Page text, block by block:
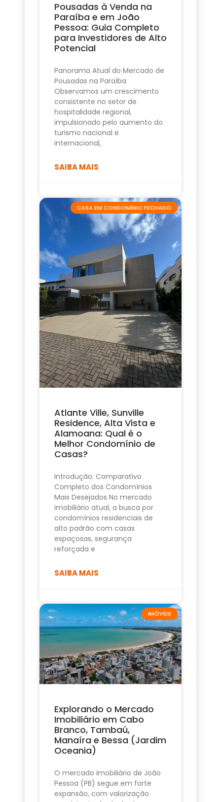
Pousadas à Venda na
Paraíba e em João
Pessoa: Guia Completo
para Investidores de Alto
Potencial
Panorama Atual do Mercado de
Pousadas na Paraíba
Observamos um crescimento
consistente no setor de
hospitalidade regional,
impulsionado pelo aumento do
turismo nacional e
internacional,
SAIBA MAIS
CASA EM CONDOMÍNIO FECHADO
Atlante Ville, Sunville
Residence, Alta Vista e
Alamoana: Qual é o
Melhor Condomínio de
Casas?
Introdução: Comparativo
Completo dos Condomínios
Mais Desejados No mercado
imobiliário atual, a busca por
condomínios residenciais de
alto padrão com casas
espaçosas, segurança
reforçada e
SAIBA MAIS
IMÓVEIS
Explorando o Mercado
Imobiliário em Cabo
Branco, Tambaú,
Manaíra e Bessa (Jardim
Oceania)
O mercado imobiliário de João
Pessoa (PB) segue em forte
expansão, com valorização